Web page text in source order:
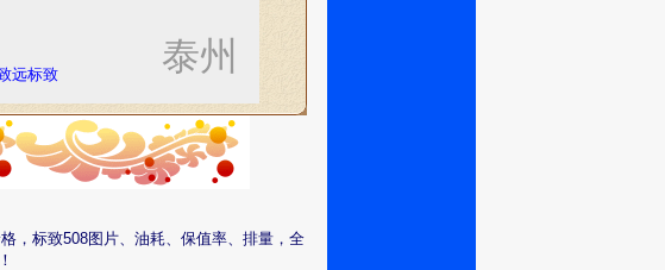
远标致 泰州
鸿泰
，标致508图片、油耗、保值率、排量，全